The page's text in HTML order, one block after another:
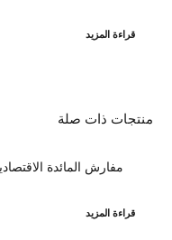
قراءة المزيد
منتجات ذات صلة
مفارش المائدة
قراءة المزيد